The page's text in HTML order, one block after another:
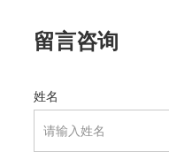
留言咨询
姓名